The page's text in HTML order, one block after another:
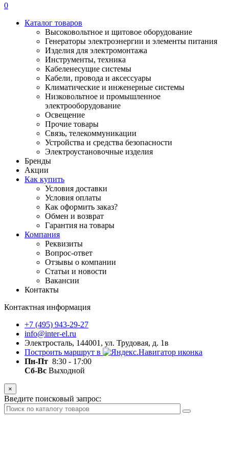
0
Каталог товаров
Высоковольтное и щитовое оборудование
Генераторы электроэнергии и элементы питания
Изделия для электромонтажа
Инструменты, техника
Кабеленесущие системы
Кабели, провода и аксессуары
Климатические и инженерные системы
Низковольтное и промышленное
электрооборудование
Освещение
Прочие товары
Связь, телекоммуникации
Устройства и средства безопасности
Электроустановочные изделия
Бренды
Акции
Как купить
Условия доставки
Условия оплаты
Как оформить заказ?
Обмен и возврат
Гарантия на товары
Компания
Реквизиты
Вопрос-ответ
Отзывы о компании
Статьи и новости
Вакансии
Контакты
Контактная информация
+7 (495) 943-29-27
info@inter-el.ru
Электросталь, 144001, ул. Трудовая, д. 1в
Построить маршрут в
Пн-Пт 8:30 - 17:00
Сб-Вс Выходной
×
Введите поисковый запрос: